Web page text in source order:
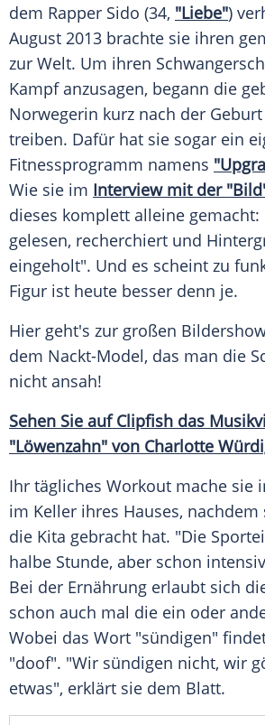
dem Rapper Sido (34, "Liebe")
August 2013 brachte sie ihren
zur Welt. Um ihren
Kampfanzusagen, begann die
Norwegerin kurz nach der Geburt
treiben. Dafür hat sie sogar ein
Fitnessprogramm namens
Wie sie im Interview mit der
dieses komplett alleine gemacht:
gelesen, recherchiert und
eingeholt". Und es scheint zu
Figur ist heute besser denn je.
Hier geht's zur großen
dem Nackt-Model, das man die
nicht ansah!
Sehen Sie aufClipfish das
"Löwenzahn" von Charlotte
Ihr tägliches Workout mache sie
im Keller ihres Hauses,
die Kita gebracht hat. "Die
halbe Stunde, aber schon
Bei der Ernährung erlaubt sich
schon auch mal die ein oder
Wobei das Wort "sündigen"
"doof". "Wir sündigen nicht, wir
etwas", erklärt sie dem Blatt.